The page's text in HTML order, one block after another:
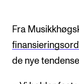
Fra
de nye